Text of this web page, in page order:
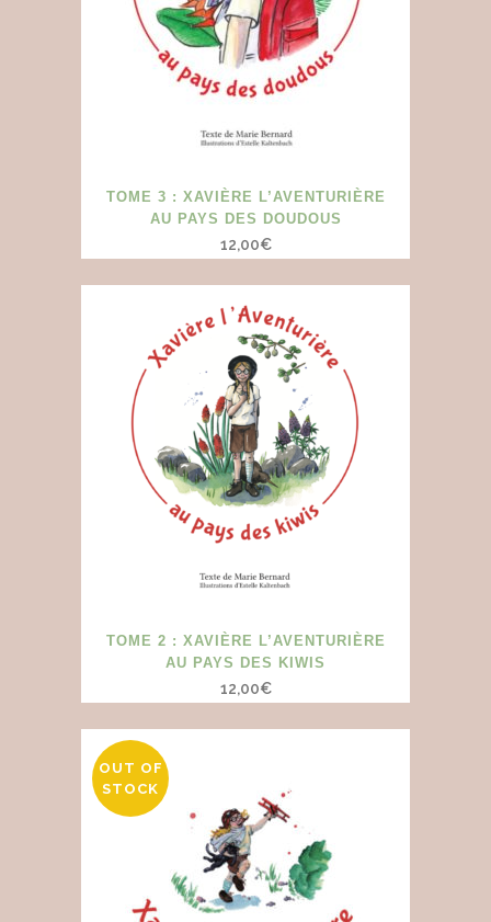
TOME 3 : XAVIÈRE L’AVENTURIÈRE
AU PAYS DES DOUDOUS
12,00€
TOME 2 : XAVIÈRE L’AVENTURIÈRE
AU PAYS DES KIWIS
12,00€
OUT OF
STOCK